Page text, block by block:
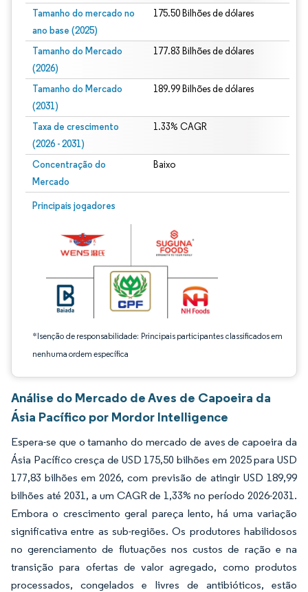
Tamanho do mercado no
ano base (2025)
175.50 Bilhões de dólares
Tamanho do Mercado
(2026)
177.83 Bilhões de dólares
Tamanho do Mercado
(2031)
189.99 Bilhões de dólares
Taxa de crescimento
(2026 - 2031)
1.33% CAGR
Concentração do
Mercado
Baixo
Principais jogadores
*Isenção de responsabilidade: Principais participantes classificados em
nenhuma ordem específica
Imagem © Mordor Intelligence. O reuso requer atribuição conforme CC BY 4.0.
Análise do Mercado de Aves de Capoeira da
Ásia Pacífico por Mordor Intelligence
Espera-se que o tamanho do mercado de aves de capoeira da
Ásia Pacífico cresça de USD 175,50 bilhões em 2025 para USD
177,83 bilhões em 2026, com previsão de atingir USD 189,99
bilhões até 2031, a um CAGR de 1,33% no período 2026-2031.
Embora o crescimento geral pareça lento, há uma variação
significativa entre as sub-regiões. Os produtores habilidosos
no gerenciamento de flutuações nos custos de ração e na
transição para ofertas de valor agregado, como produtos
processados, congelados e livres de antibióticos, estão